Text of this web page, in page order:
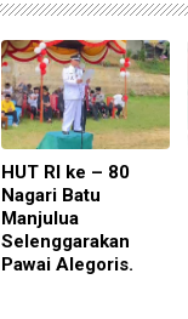
HUT RI ke – 80
Nagari Batu
Manjulua
Selenggarakan
Pawai Alegoris.